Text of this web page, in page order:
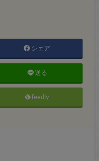
シェア
送る
feedly